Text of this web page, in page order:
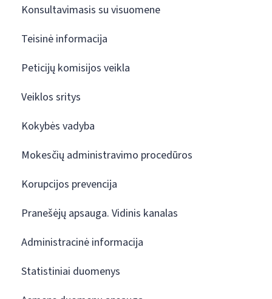
Konsultavimasis su visuomene
Teisinė informacija
Peticijų komisijos veikla
Veiklos sritys
Kokybės vadyba
Mokesčių administravimo procedūros
Korupcijos prevencija
Pranešėjų apsauga. Vidinis kanalas
Administracinė informacija
Statistiniai duomenys